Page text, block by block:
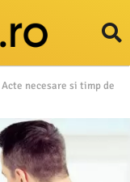
necesare si timp de